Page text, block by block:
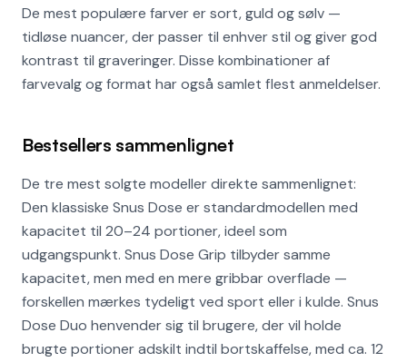
De mest populære farver er sort, guld og sølv —
tidløse nuancer, der passer til enhver stil og giver god
kontrast til graveringer. Disse kombinationer af
farvevalg og format har også samlet flest anmeldelser.
Bestsellers sammenlignet
De tre mest solgte modeller direkte sammenlignet:
Den klassiske Snus Dose er standardmodellen med
kapacitet til 20–24 portioner, ideel som
udgangspunkt. Snus Dose Grip tilbyder samme
kapacitet, men med en mere gribbar overflade —
forskellen mærkes tydeligt ved sport eller i kulde. Snus
Dose Duo henvender sig til brugere, der vil holde
brugte portioner adskilt indtil bortskaffelse, med ca. 12